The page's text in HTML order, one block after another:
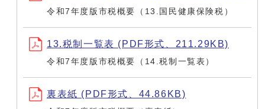
令和7年度版市税概要（13.国民健康保険税）
13.税制一覧表 (PDF形式、211.29KB)
令和7年度版市税概要（14.税制一覧表）
裏表紙 (PDF形式、44.86KB)